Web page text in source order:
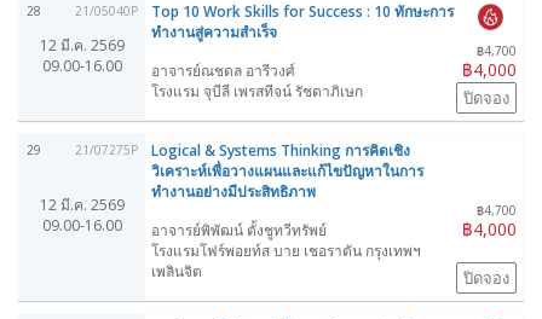
28 21/05040P
12 มี.ค. 2569
09.00-16.00
Top 10 Work Skills for Success : 10 ทักษะการ
ทำงานสู่ความสำเร็จ
฿4,700
฿4,000
อาจารย์ณชดล อารีวงศ์
โรงแรม จุบีลี เพรสทีจน์ รัชดาภิเษก
ปิดจอง
29 21/07275P
12 มี.ค. 2569
09.00-16.00
Logical & Systems Thinking การคิดเชิง
วิเคราะห์เพื่อวางแผนและแก้ไขปัญหาในการ
ทำงานอย่างมีประสิทธิภาพ
฿4,700
฿4,000
อาจารย์พิพัฒน์ ตั้งชูทวีทรัพย์
โรงแรมโฟร์พอยท์ส บาย เชอราตัน กรุงเทพฯ
เพลินจิต
ปิดจอง